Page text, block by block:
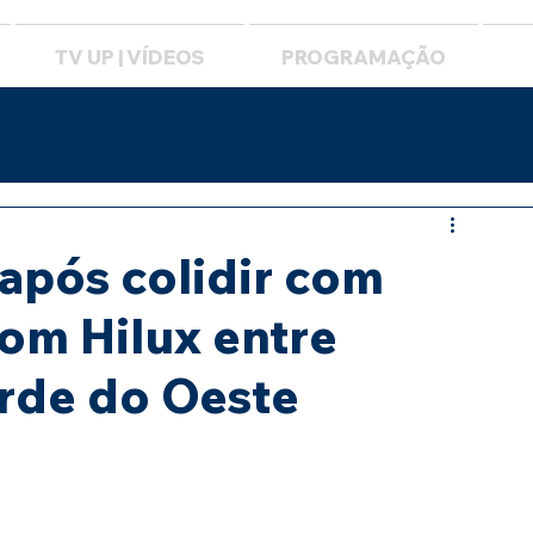
TV UP | VÍDEOS PROGRAMAÇÃO
colidir com
Hilux entre
do Oeste